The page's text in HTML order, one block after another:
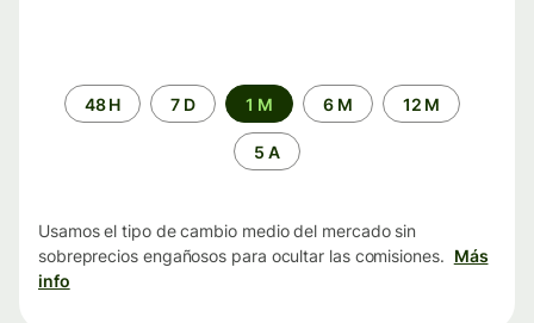
Periodo48 H 7 D 1 M 6 M 12 M
5 A
Usamos el tipo de cambio medio del mercado sin
sobreprecios engañosos para ocultar las comisiones. Más
info